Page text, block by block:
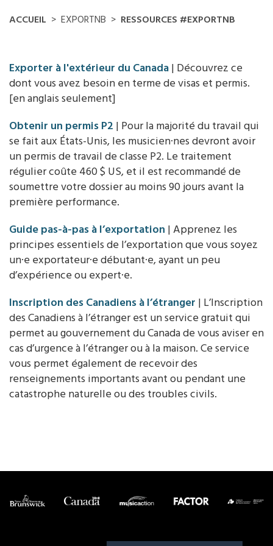
ACCUEIL EXPORTNB RESSOURCES #EXPORTNB
Exporter à l'extérieur du Canada| Découvrez ce
dont vous avez besoin en terme de visas et permis.
[en anglais seulement]
Obtenir un permis P2 | Pour la majorité du travail qui
se fait aux États-Unis, les musicien·nes devront avoir
un permis de travail de classe P2. Le traitement
régulier coûte 460 $ US, et il est recommandé de
soumettre votre dossier au moins 90 jours avant la
première performance.
Guide pas-à-pas à l’exportation | Apprenez les
principes essentiels de l’exportation que vous soyez
un·e exportateur·e débutant·e, ayant un peu
d’expérience ou expert·e.
Inscription des Canadiens à l’étranger | L’Inscription
des Canadiens à l’étranger est un service gratuit qui
permet au gouvernement du Canada de vous aviser en
cas d’urgence à l’étranger ou à la maison. Ce service
vous permet également de recevoir des
renseignements importants avant ou pendant une
catastrophe naturelle ou des troubles civils.